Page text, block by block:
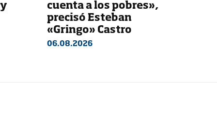
cuenta a los pobres»,
precisó Esteban
«Gringo» Castro
06.08.2026